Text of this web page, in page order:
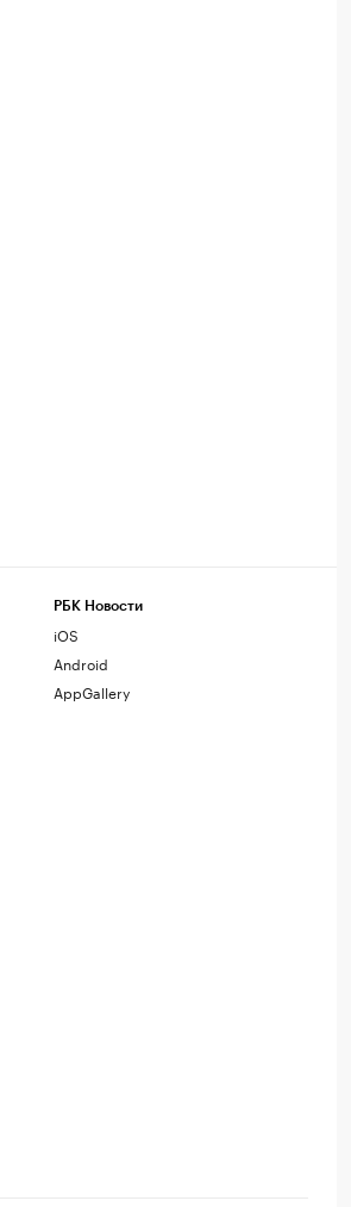
РБК Новости
iOS
Android
AppGallery